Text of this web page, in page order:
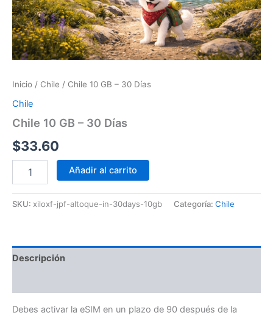
Inicio / Chile / Chile 10 GB – 30 Días
Chile
Chile 10 GB – 30 Días
$33.60
Añadir al carrito
SKU: xiloxf-jpf-altoque-in-30days-10gb Categoría: Chile
Descripción
Debes activar la eSIM en un plazo de 90 después de la